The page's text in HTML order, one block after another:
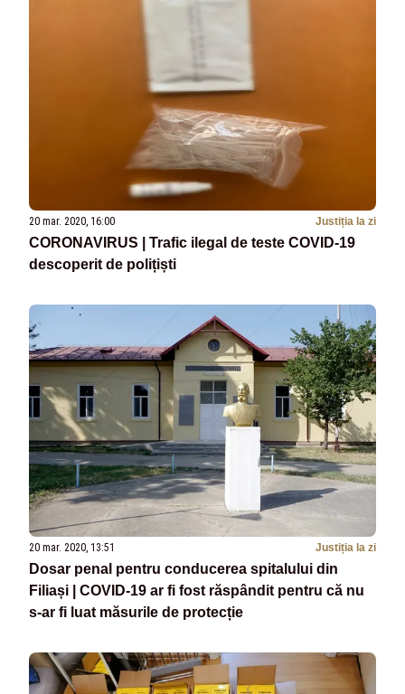
20 mar. 2020, 16:00 Justiția la zi
CORONAVIRUS | Trafic ilegal de teste COVID-19
descoperit de polițiști
20 mar. 2020, 13:51 Justiția la zi
Dosar penal pentru conducerea spitalului din
Filiași | COVID-19 ar fi fost răspândit pentru că nu
s-ar fi luat măsurile de protecție